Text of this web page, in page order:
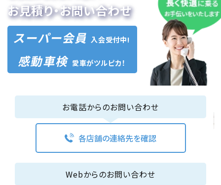
お見積り・お問い合わせ
スーパー会員 入会受付中!
感動車検 愛車がツルピカ！
お電話からのお問い合わせ
各店舗の連絡先を確認
Webからのお問い合わせ